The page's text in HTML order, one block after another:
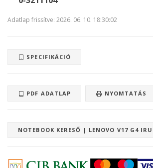
Adatlap frissítve: 2026. 06. 10. 18:30:02
SPECIFIKÁCIÓ
PDF ADATLAP NYOMTATÁS
NOTEBOOK KERESŐ | LENOVO V17 G4